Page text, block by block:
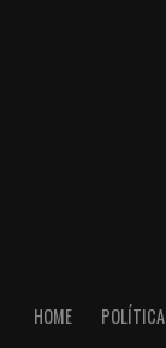
HOME POLÍTICA